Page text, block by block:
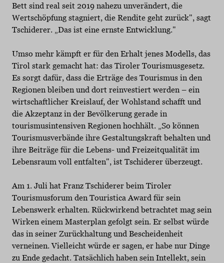
Bett sind real seit 2019 nahezu unverändert, die
Wertschöpfung stagniert, die Rendite geht zurück", sagt
Tschiderer. „Das ist eine ernste Entwicklung."
Umso mehr kämpft er für den Erhalt jenes Modells, das
Tirol stark gemacht hat: das Tiroler Tourismusgesetz.
Es sorgt dafür, dass die Erträge des Tourismus in den
Regionen bleiben und dort reinvestiert werden – ein
wirtschaftlicher Kreislauf, der Wohlstand schafft und
die Akzeptanz in der Bevölkerung gerade in
tourismusintensiven Regionen hochhält. „So können
Tourismusverbände ihre Gestaltungskraft behalten und
ihre Beiträge für die Lebens- und Freizeitqualität im
Lebensraum voll entfalten", ist Tschiderer überzeugt.
Am 1. Juli hat Franz Tschiderer beim Tiroler
Tourismusforum den Touristica Award für sein
Lebenswerk erhalten. Rückwirkend betrachtet mag sein
Wirken einem Masterplan gefolgt sein. Er selbst würde
das in seiner Zurückhaltung und Bescheidenheit
verneinen. Vielleicht würde er sagen, er habe nur Dinge
zu Ende gedacht. Tatsächlich haben sein Intellekt, sein